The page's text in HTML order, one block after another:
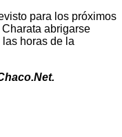
para los próximos
abrigarse
horas de la